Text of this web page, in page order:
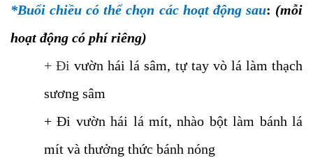
*Buổi chiều có thể chọn các hoạt động sau: (mỗi
hoạt động có phí riêng)
+ Đi vườn hái lá sâm, tự tay vò lá làm thạch
sương sâm
+ Đi vườn hái lá mít, nhào bột làm bánh lá
mít và thưởng thức bánh nóng